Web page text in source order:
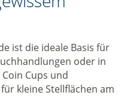
ist die ideale Basis für
oder in
Cups und
kleine Stellflächen am